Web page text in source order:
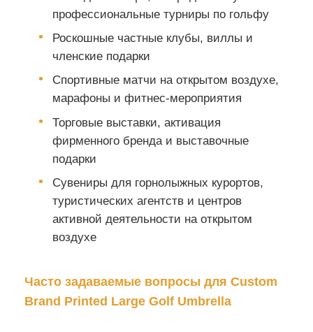
профессиональные турниры по гольфу
Роскошные частные клубы, виллы и
членские подарки
Спортивные матчи на открытом воздухе,
марафоны и фитнес-мероприятия
Торговые выставки, активация
фирменного бренда и выставочные
подарки
Сувениры для горнолыжных курортов,
туристических агентств и центров
активной деятельности на открытом
воздухе
Часто задаваемые вопросы для Custom
Brand Printed Large Golf Umbrella